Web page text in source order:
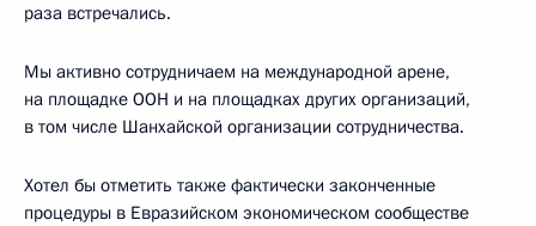
раза встречались.
Мы активно сотрудничаем на международной арене,
на площадке ООН и на площадках других организаций,
в том числе Шанхайской организации сотрудничества.
Хотел бы отметить также фактически законченные
процедуры в Евразийском экономическом сообществе